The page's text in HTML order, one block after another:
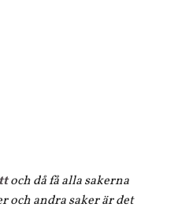
och då få alla sakerna
och andra saker är det